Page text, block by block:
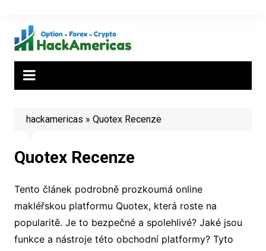
content
hackamericas » Quotex Recenze
Quotex Recenze
Tento článek podrobně prozkoumá online
makléřskou platformu Quotex, která roste na
popularitě. Je to bezpečné a spolehlivé? Jaké jsou
funkce a nástroje této obchodní platformy? Tyto